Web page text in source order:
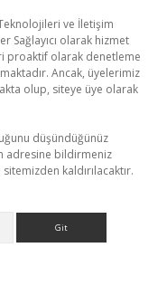
ve İletişim
Sağlayıcı olarak hizmet
proaktif olarak denetleme
Ancak, üyelerimiz
olup, siteye üye olarak
düşündüğünüz
adresine bildirmeniz
kaldırılacaktır.